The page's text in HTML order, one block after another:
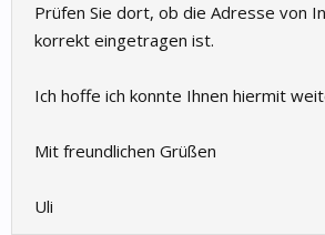
Prüfen Sie dort, ob die Adresse von
korrekt eingetragen ist.
Ich hoffe ich konnte Ihnen hiermit
Mit freundlichen Grüßen
Uli